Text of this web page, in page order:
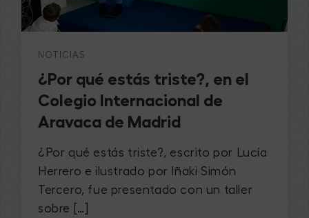
NOTICIAS
¿Por qué estás triste?, en el
Colegio Internacional de
Aravaca de Madrid
¿Por qué estás triste?, escrito por Lucía
Herrero e ilustrado por Iñaki Simón
Tercero, fue presentado con un taller
sobre […]